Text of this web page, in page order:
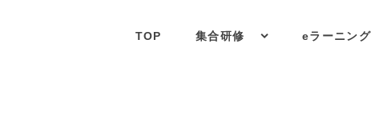
TOP 集合研修 eラーニング